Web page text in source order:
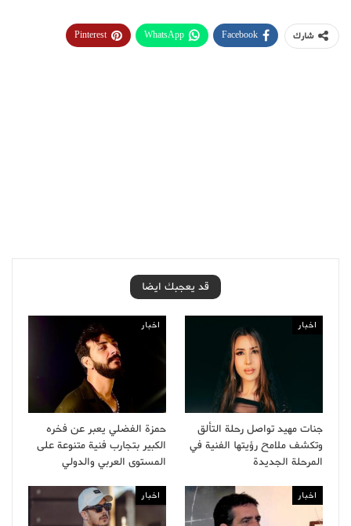
شارك Facebook
WhatsApp
Pinterest
قد يعجبك ايضا
اخبار
جنات مهيد تواصل رحلة التألق
وتكشف ملامح رؤيتها الفنية في
المرحلة الجديدة
اخبار
حمزة الفضلي يعبر عن فخره
الكبير بتجارب فنية متنوعة على
المستوى العربي والدولي
اخبار اخبار